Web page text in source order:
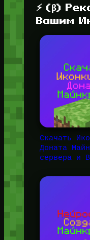
⚡ (β)
Вашим
Скачать
Доната
сервера и